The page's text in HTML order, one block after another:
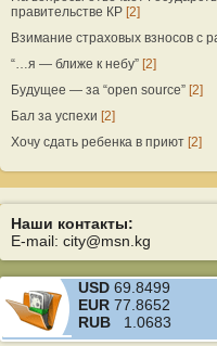
правительстве КР [2]
Взимание страховых взносов с
“…я — ближе к небу” [2]
Будущее — за “open source” [2]
Бал за успехи [2]
Хочу сдать ребенка в приют [2]
Наши контакты:
E-mail: city@msn.kg
USD 69.8499
EUR 77.8652
RUB 1.0683